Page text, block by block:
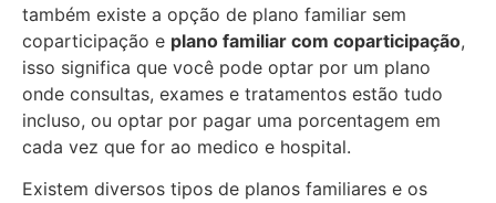
também existe a opção de plano familiar sem
coparticipação e plano familiar com coparticipação,
isso significa que você pode optar por um plano
onde consultas, exames e tratamentos estão tudo
incluso, ou optar por pagar uma porcentagem em
cada vez que for ao medico e hospital.
Existem diversos tipos de planos familiares e os